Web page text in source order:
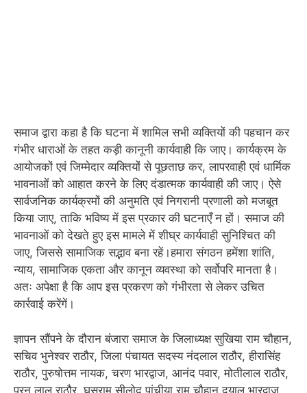
समाज द्वारा कहा है कि घटना में शामिल सभी व्यक्तियों की पहचान कर
गंभीर धाराओं के तहत कड़ी कानूनी कार्यवाही कि जाए। कार्यक्रम के
आयोजकों एवं जिम्मेदार व्यक्तियों से पूछताछ कर, लापरवाही एवं धार्मिक
भावनाओं को आहात करने के लिए दंडात्मक कार्यवाही की जाए। ऐसे
सार्वजनिक कार्यक्रमों की अनुमति एवं निगरानी प्रणाली को मजबूत
किया जाए, ताकि भविष्य में इस प्रकार की घटनाएँ न हों। समाज की
भावनाओं को देखते हुए इस मामले में शीघ्र कार्यवाही सुनिश्चित की
जाए, जिससे सामाजिक सद्भाव बना रहें।हमारा संगठन हमेंशा शांति,
न्याय, सामाजिक एकता और कानून व्यवस्था को सर्वोपरि मानता है।
अतः अपेक्षा है कि आप इस प्रकरण को गंभीरता से लेकर उचित
कार्रवाई करेंगें।
ज्ञापन सौंपने के दौरान बंजारा समाज के जिलाध्यक्ष सुखिया राम चौहान,
सचिव भुनेश्वर राठौर, जिला पंचायत सदस्य नंदलाल राठौर, हीरासिंह
राठौर, पुरुषोत्तम नायक, चरण भारद्वाज, आनंद पवार, मोतीलाल राठौर,
पुरन लाल राठौर, घसूराम सीलोद,पांचीया राम चौहान,दयालु भारद्वाज,